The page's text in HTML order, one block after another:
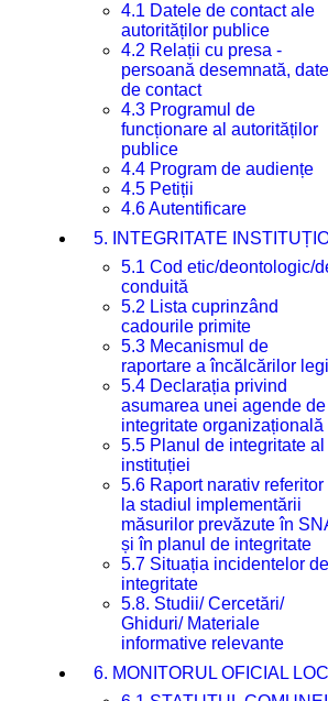
4.1 Datele de contact ale
autorităților publice
4.2 Relații cu presa -
persoană desemnată, date
de contact
4.3 Programul de
funcționare al autorităților
publice
4.4 Program de audiențe
4.5 Petiții
4.6 Autentificare
5. INTEGRITATE
5.1 Cod etic/deontologic/
conduită
5.2 Lista cuprinzând
cadourile primite
5.3 Mecanismul de
raportare a încălcărilor
5.4 Declarația privind
asumarea unei agende de
integritate organizațională
5.5 Planul de integritate al
instituției
5.6 Raport narativ referitor
la stadiul implementării
măsurilor prevăzute în
și în planul de integritate
5.7 Situația incidentelor de
integritate
5.8. Studii/ Cercetări/
Ghiduri/ Materiale
informative relevante
6. MONITORUL OFICIAL